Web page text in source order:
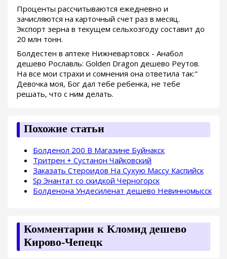
Проценты рассчитываются ежедневно и
зачисляются на карточный счет раз в месяц.
Экспорт зерна в текущем сельхозгоду составит до
20 млн тонн.
Болдестен в аптеке Нижневартовск - Анабол
дешево Рославль: Golden Dragon дешево Реутов.
На все мои страхи и сомнения она ответила так:"
Девочка моя, Бог дал тебе ребенка, не тебе
решать, что с ним делать.
Похожие статьи
Болденол 200 В Магазине Буйнакск
Тритрен + Сустанон Чайковский
Заказать Стероидов На Сухую Массу Каспийск
Sp Энантат со скидкой Черногорск
Болденона Ундесиленат дешево Невинномысск
Комментарии к Кломид дешево
Кирово-Чепецк